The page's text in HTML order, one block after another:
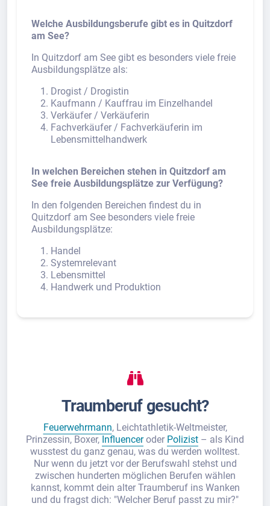
Welche Ausbildungsberufe gibt es in Quitzdorf
am See?
In Quitzdorf am See gibt es besonders viele freie
Ausbildungsplätze als:
Drogist / Drogistin
Kaufmann / Kauffrau im Einzelhandel
Verkäufer / Verkäuferin
Fachverkäufer / Fachverkäuferin im
Lebensmittelhandwerk
In welchen Bereichen stehen in Quitzdorf am
See freie Ausbildungsplätze zur Verfügung?
In den folgenden Bereichen findest du in
Quitzdorf am See besonders viele freie
Ausbildungsplätze:
Handel
Systemrelevant
Lebensmittel
Handwerk und Produktion
Traumberuf gesucht?
Feuerwehrmann, Leichtathletik-Weltmeister,
Prinzessin, Boxer, Influenceroder Polizist – als Kind
wusstest du ganz genau, was du werden wolltest.
Nur wenn du jetzt vor der Berufswahl stehst und
zwischen hunderten möglichen Berufen wählen
kannst, kommt dein alter Traumberuf ins Wanken
und du fragst dich: "Welcher Beruf passt zu mir?"